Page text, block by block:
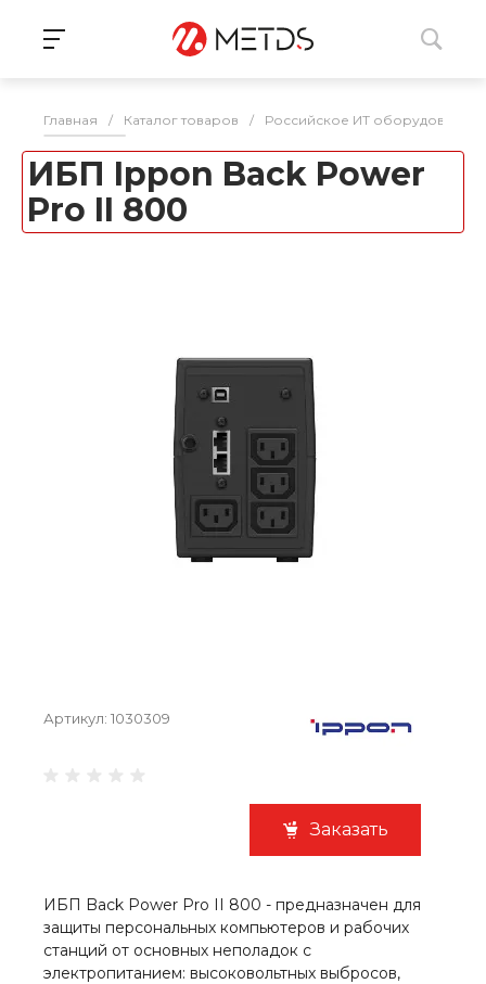
Главная / Каталог товаров / Российское ИТ оборудование
ИБП Ippon Back Power
Pro II 800
Артикул: 1030309
Заказать
ИБП Back Power Pro II 800 - предназначен для
защиты персональных компьютеров и рабочих
станций от основных неполадок с
электропитанием: высоковольтных выбросов,